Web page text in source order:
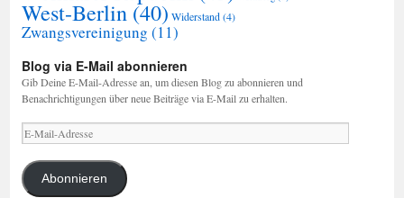
West-Berlin (40) Widerstand(4)
Zwangsvereinigung (11)
Blog via E-Mail abonnieren
Gib Deine E-Mail-Adresse an, um diesen Blog zu abonnieren und
Benachrichtigungen über neue Beiträge via E-Mail zu erhalten.
E-
Mail-
Adresse
Abonnieren